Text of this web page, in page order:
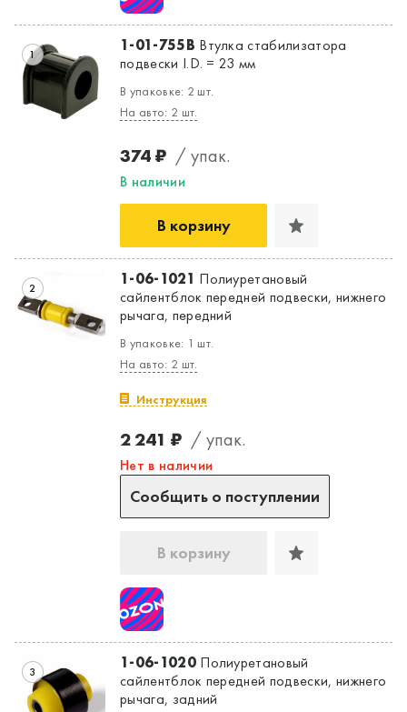
Да, верно Нет, выбрать другой
1 1-01-755B Втулка стабилизатора
подвески I.D. = 23 мм
В упаковке: 2 шт.
На авто: 2 шт.
374 ₽ / упак.
В наличии
В корзину
2 1-06-1021 Полиуретановый
сайлентблок передней подвески, нижнего
рычага, передний
В упаковке: 1 шт.
На авто: 2 шт.
Инструкция
2 241 ₽ / упак.
Нет в наличии
Сообщить о поступлении
В корзину
3 1-06-1020Полиуретановый
сайлентблок передней подвески, нижнего
рычага, задний